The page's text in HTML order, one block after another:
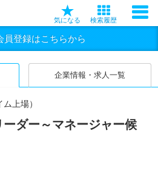
気になる 検索履歴
員登録はこちらから
企業情報・求人一覧
上場）
ダー～マネージャー候